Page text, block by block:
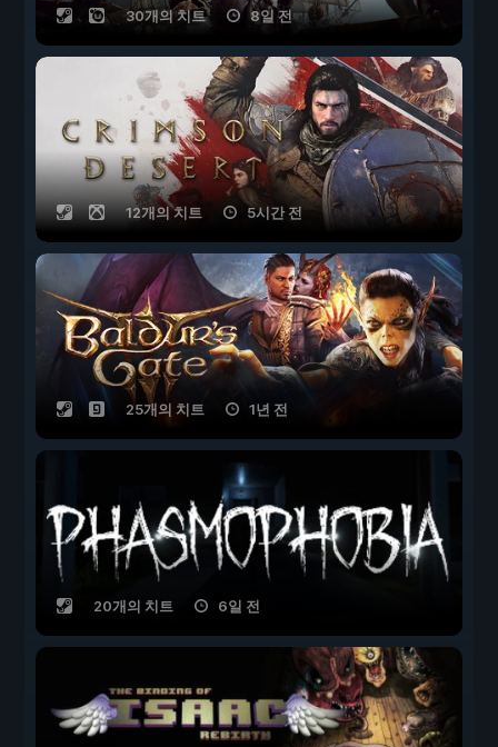
30개의 치트 8일 전
12개의 치트 5시간 전
25개의 치트 1년 전
20개의 치트 6일 전